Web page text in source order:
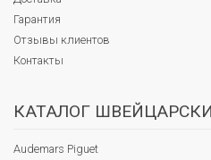
Гарантия
Отзывы клиентов
Контакты
КАТАЛОГ
Audemars Piguet